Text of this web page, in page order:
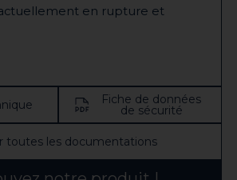
en rupture et
Fiche de données
de sécurité
toutes les documentations